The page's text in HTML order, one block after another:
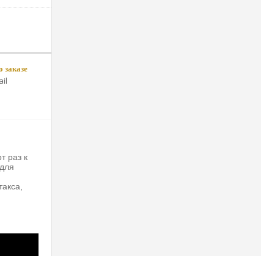
раз к